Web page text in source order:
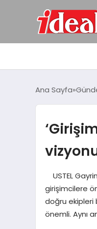
Ana Sayfa
USTEL
girişimcilere
doğru ekipleri
önemli. Aynı